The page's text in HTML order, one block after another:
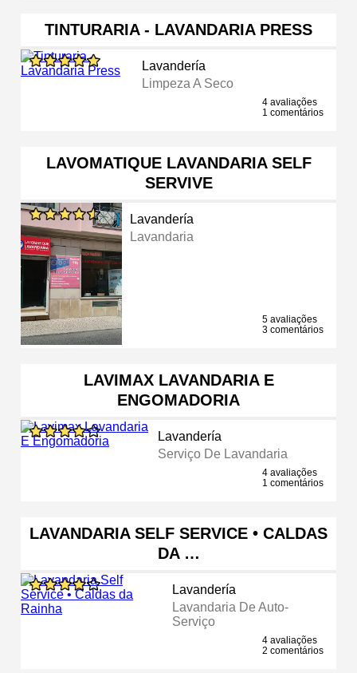
TINTURARIA - LAVANDARIA PRESS
Lavandería
Limpeza A Seco
4 avaliações
1 comentários
LAVOMATIQUE LAVANDARIA SELF
SERVIVE
Lavandería
Lavandaria
5 avaliações
3 comentários
LAVIMAX LAVANDARIA E
ENGOMADORIA
Lavandería
Serviço De Lavandaria
4 avaliações
1 comentários
LAVANDARIA SELF SERVICE • CALDAS
DA …
Lavandería
Lavandaria De Auto-
Serviço
4 avaliações
2 comentários